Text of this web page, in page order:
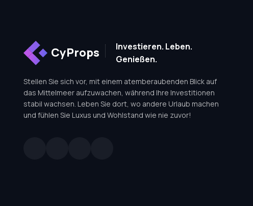
CyProps
Investieren. Leben.
Genießen.
Stellen Sie sich vor, mit einem atemberaubenden Blick auf
das Mittelmeer aufzuwachen, während Ihre Investitionen
stabil wachsen. Leben Sie dort, wo andere Urlaub machen
und fühlen Sie Luxus und Wohlstand wie nie zuvor!